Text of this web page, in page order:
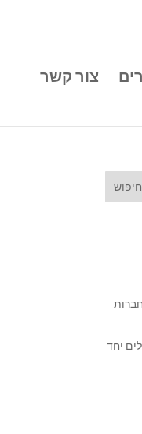
צור קשר
יחד